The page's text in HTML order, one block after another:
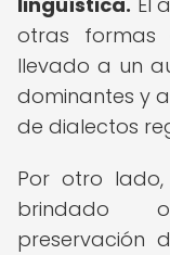
otras formas
llevado a un
dominantes y
de dialectos
Por otro
brindado
preservación